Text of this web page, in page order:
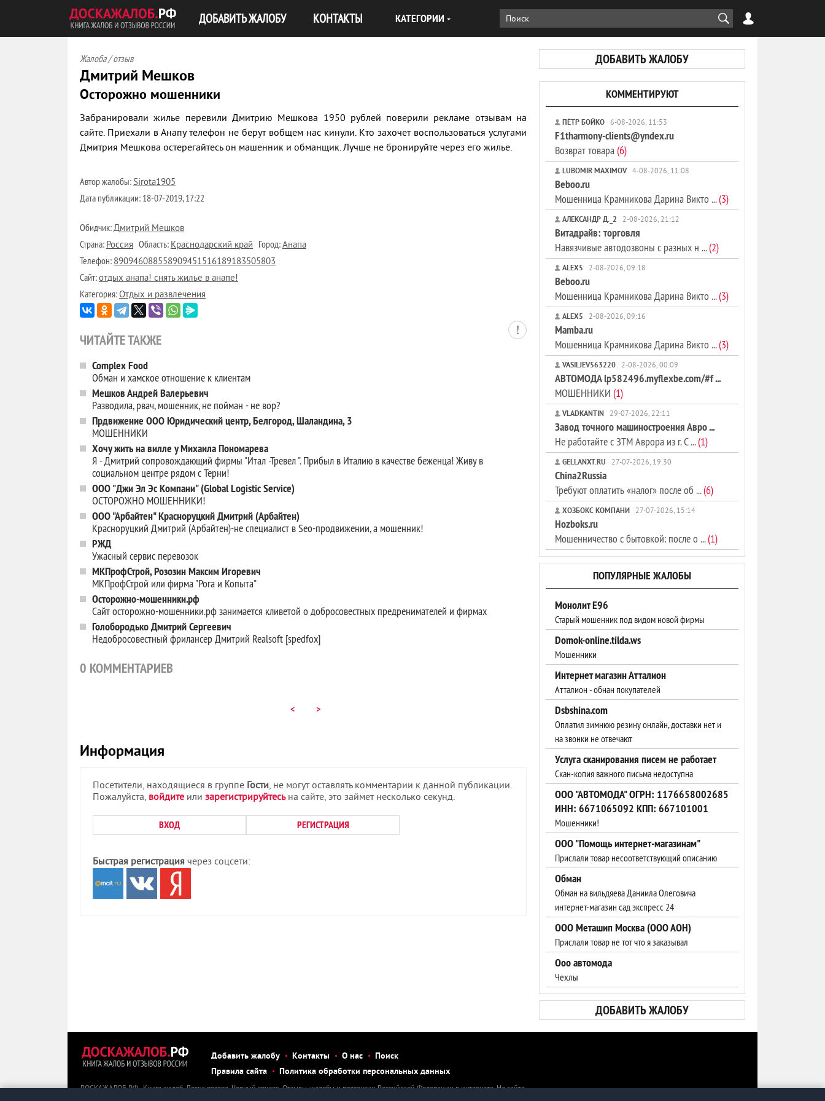
ДОБАВИТЬ ЖАЛОБУ КОНТАКТЫ КАТЕГОРИИ
ДОБАВИТЬ ЖАЛОБУ
Жалоба / отзыв
Дмитрий Мешков
Осторожно мошенники
Забранировали жилье перевили Дмитрию Мешкова 1950 рублей поверили рекламе отзывам на
сайте. Приехали в Анапу телефон не берут вобщем нас кинули. Кто захочет воспользоваться услугами
Дмитрия Мешкова остерегайтесь он машенник и обманщик. Лучше не бронируйте через его жилье.
Автор жалобы:Sirota1905
Дата публикации: 18-07-2019, 17:22
Обидчик:Дмитрий Мешков
Страна:Россия Область:Краснодарский край Город:Анапа
Телефон:890946088558909451516189183505803
Сайт:отдых анапа! снять жилье в анапе!
Категория:Отдых и развлечения
ЧИТАЙТЕ ТАКЖЕ
Complex Food
Обман и хамское отношение к клиентам
Мешков Андрей Валерьевич
Разводила, рвач, мошенник, не пойман - не вор?
Прдвижение ООО Юридический центр, Белгород, Шаландина, 3
МОШЕННИКИ
Хочу жить на вилле у Михаила Пономарева
Я - Дмитрий сопровождающий фирмы "Итал -Тревел ". Прибыл в Италию в качестве беженца! Живу в
социальном центре рядом с Терни!
ООО "Джи Эл Эс Компани" (Global Logistic Service)
ОСТОРОЖНО МОШЕННИКИ!
ООО "Арбайтен" Красноруцкий Дмитрий (Арбайтен)
Красноруцкий Дмитрий (Арбайтен)-не специалист в Seo-продвижении, а мошенник!
РЖД
Ужасный сервис перевозок
МКПрофСтрой, Розозин Максим Игоревич
МКПрофСтрой или фирма "Рога и Копыта"
Осторожно-мошенники.рф
Cайт осторожно-мошенники.рф занимается кливетой о добросовестных предренимателей и фирмах
Голобородько Дмитрий Сергеевич
Недобросовестный фрилансер Дмитрий Realsoft [spedfox]
0 КОММЕНТАРИЕВ
< >
Информация
Посетители, находящиеся в группе Гости, не могут оставлять комментарии к данной публикации.
Пожалуйста, войдите или зарегистрируйтесьна сайте, это займет несколько секунд.
ВХОД РЕГИСТРАЦИЯ
Быстрая регистрация через соцсети:
КОММЕНТИРУЮТ
ПЁТР БОЙКО 6-08-2026, 11:53
F1tharmony-clients@yndex.ru
Возврат товара(6)
LUBOMIR MAXIMOV 4-08-2026, 11:08
Beboo.ru
Мошенница Крамникова Дарина Викто ...(3)
АЛЕКСАНДР Д._2 2-08-2026, 21:12
Витадрайв: торговля
Навязчивые автодозвоны с разных н ...(2)
ALEX5 2-08-2026, 09:18
Beboo.ru
Мошенница Крамникова Дарина Викто ...(3)
ALEX5 2-08-2026, 09:16
Mamba.ru
Мошенница Крамникова Дарина Викто ...(3)
VASILJEV563220 2-08-2026, 00:09
АВТОМОДА lp582496.myflexbe.com/#f ...
МОШЕННИКИ (1)
VLADKANTIN 29-07-2026, 22:11
Завод точного машиностроения Авро ...
Не работайте с ЗТМ Аврора из г. С ...(1)
GELLANXT.RU 27-07-2026, 19:30
China2Russia
Требуют оплатить «налог» после об ...(6)
ХОЗБОКС КОМПАНИ 27-07-2026, 15:14
Hozboks.ru
Мошенничество с бытовкой: после о ...(1)
ПОПУЛЯРНЫЕ ЖАЛОБЫ
Монолит Е96
Старый мошенник под видом новой фирмы
Domok-online.tilda.ws
Мошенники
Интернет магазин Атталион
Атталион - обнан покупателей
Dsbshina.com
Оплатил зимнюю резину онлайн, доставки нет и
на звонки не отвечают
Услуга сканирования писем не работает
Скан-копия важного письма недоступна
ООО "АВТОМОДА" ОГРН: 1176658002685
ИНН: 6671065092 КПП: 667101001
Мошенники!
ООО "Помощь интернет-магазинам"
Прислали товар несоответствующий описанию
Обман
Обман на вильдяева Даниила Олеговича
интернет-магазин сад экспресс 24
ООО Меташип Москва (ООО АОН)
Прислали товар не тот что я заказывал
Ооо автомода
Чехлы
ДОБАВИТЬ ЖАЛОБУ
Добавить жалобу Контакты О нас
Поиск
Правила сайта
Политика обработки персональных данных
ДОСКАЖАЛОБ.РФ - Книга жалоб. Доска позора. Черный список. Отзывы, жалобы и претензии Российской Федерации в интернете. На сайте